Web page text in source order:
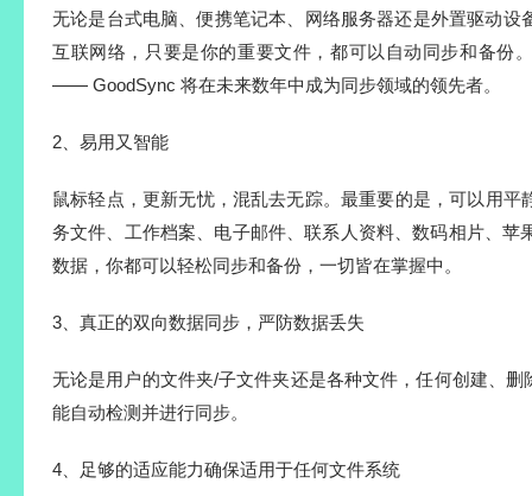
无论是台式电脑、便携笔记本、网络服务器还是外置驱动设
互联网络，只要是你的重要文件，都可以自动同步和备份
—— GoodSync 将在未来数年中成为同步领域的领先者。
2、易用又智能
鼠标轻点，更新无忧，混乱去无踪。最重要的是，可以用
务文件、工作档案、电子邮件、联系人资料、数码相片、苹
数据，你都可以轻松同步和备份，一切皆在掌握中。
3、真正的双向数据同步，严防数据丢失
无论是用户的文件夹/子文件夹还是各种文件，任何创建、删
能自动检测并进行同步。
4、足够的适应能力确保适用于任何文件系统